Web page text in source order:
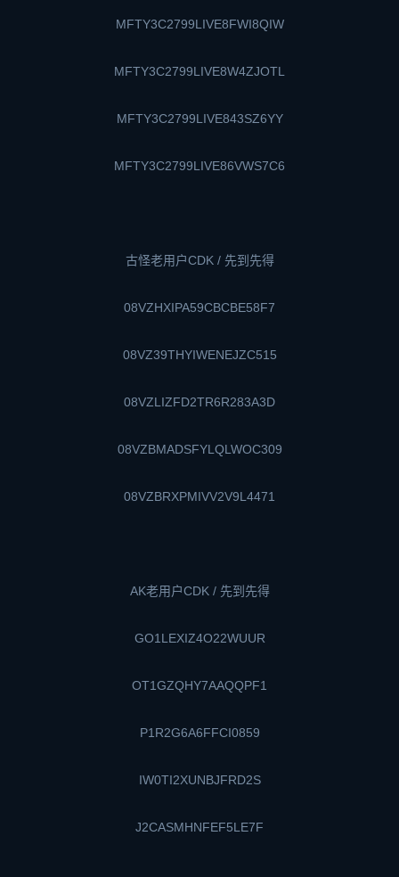
MFTY3C2799LIVE8FWI8QIW
MFTY3C2799LIVE8W4ZJOTL
MFTY3C2799LIVE843SZ6YY
MFTY3C2799LIVE86VWS7C6
古怪老用户CDK / 先到先得
08VZHXIPA59CBCBE58F7
08VZ39THYIWENEJZC515
08VZLIZFD2TR6R283A3D
08VZBMADSFYLQLWOC309
08VZBRXPMIVV2V9L4471
AK老用户CDK / 先到先得
GO1LEXIZ4O22WUUR
OT1GZQHY7AAQQPF1
P1R2G6A6FFCI0859
IW0TI2XUNBJFRD2S
J2CASMHNFEF5LE7F